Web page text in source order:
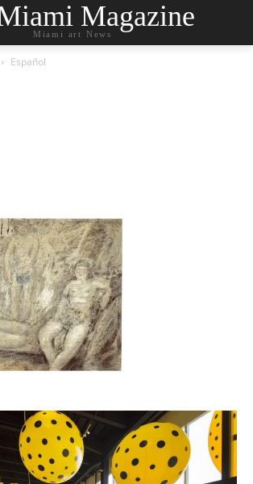
Magazine
Miami art News
Español